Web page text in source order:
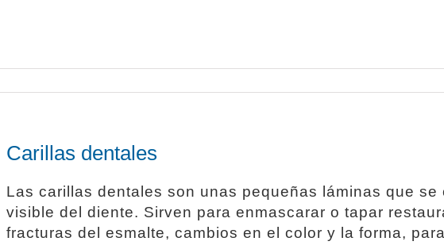
Carillas dentales
Las carillas dentales son unas pequeñas láminas que se
visible del diente. Sirven para enmascarar o tapar
fracturas del esmalte, cambios en el color y la forma,